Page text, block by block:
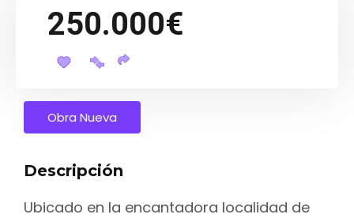
250.000€
Obra Nueva
Descripción
Ubicado en la encantadora localidad de